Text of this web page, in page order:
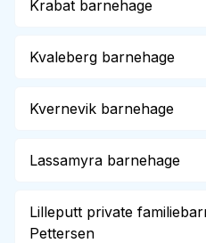
Krabat barnehage
Kvaleberg barnehage
Kvernevik barnehage
Lassamyra barnehage
Lilleputt private
Pettersen